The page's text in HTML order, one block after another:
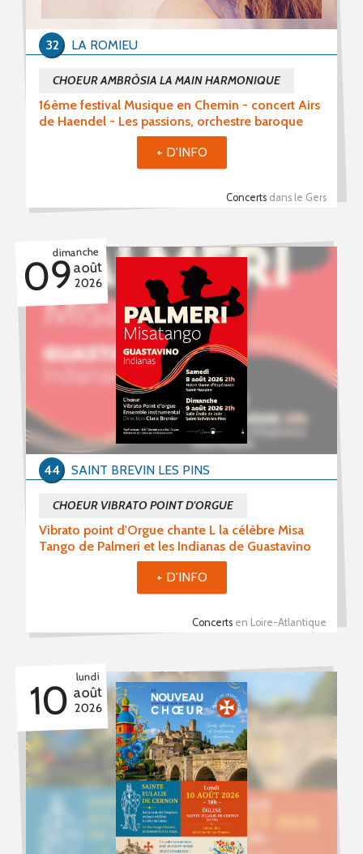
16ème festival Musique en Chemin - concert Airs
de Haendel - Les passions, orchestre baroque
CHOEUR AMBRÒSIA LA MAIN HARMONIQUE
Concerts dans le Gers
LA ROMIEU
32
+ D'INFO
dimanche
09août
2026
Vibrato point d'Orgue chante L la célèbre Misa
Tango de Palmeri et les Indianas de Guastavino
CHOEUR VIBRATO POINT D'ORGUE
Concerts en Loire-Atlantique
SAINT BREVIN LES PINS
44
+ D'INFO
lundi
10 août
2026